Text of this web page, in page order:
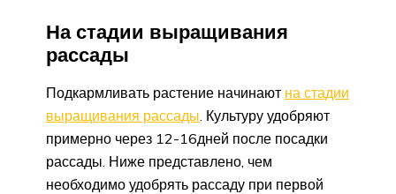
На стадии выращивания
рассады
Подкармливать растение начинают на стадии
выращивания рассады . Культуру удобряют
примерно через 12-16дней после посадки
рассады. Ниже представлено, чем
необходимо удобрять рассаду при первой